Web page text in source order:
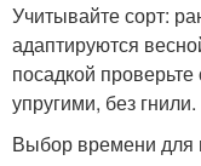
Учитывайте сорт:
адаптируются
посадкой
упругими, без гнили.
Выбор времени для